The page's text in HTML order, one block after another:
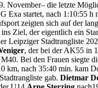
November– die letzte
Exa startet, nach 1:10:55
zeigten sich auf der
ins Ziel, der eigentlich ein
Leipziger Stadtrangliste
, der bei der AK55 in
Bei den Frauen
km, nach 35:40 min. kam
gab.Dietmar